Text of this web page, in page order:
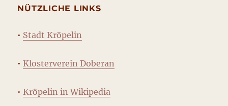
NÜTZLICHE LINKS
• Stadt Kröpelin
•Klosterverein Doberan
•Kröpelin in Wikipedia